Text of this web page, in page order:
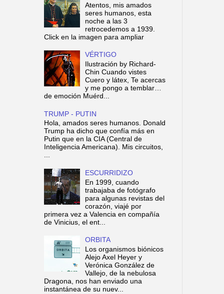
Atentos, mis amados
seres humanos, esta
noche a las 3
retrocedemos a 1939.
Click en la imagen para ampliar
VÉRTIGO
Ilustración by Richard-
Chin Cuando vistes
Cuero y látex, Te acercas
y me pongo a temblar…
de emoción Muérd...
TRUMP - PUTIN
Hola, amados seres humanos. Donald
Trump ha dicho que confía más en
Putin que en la CIA (Central de
Inteligencia Americana). Mis circuitos,
...
ESCURRIDIZO
En 1999, cuando
trabajaba de fotógrafo
para algunas revistas del
corazón, viajé por
primera vez a Valencia en compañía
de Vinicius, el ent...
ORBITA
Los organismos biónicos
Alejo Axel Heyer y
Verónica González de
Vallejo, de la nebulosa
Dragona, nos han enviado una
instantánea de su nuev...